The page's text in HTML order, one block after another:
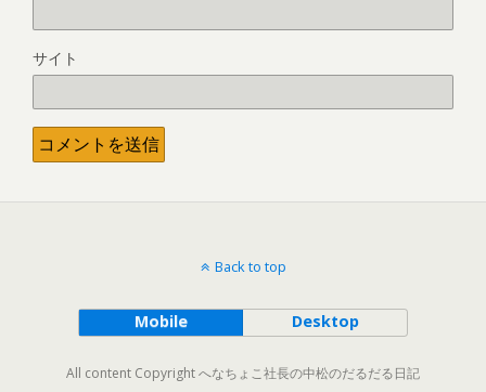
サイト
Back to top
Mobile Desktop
All content Copyright へなちょこ社長の中松のだるだる日記